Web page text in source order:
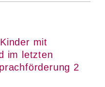
mit
im letzten
2